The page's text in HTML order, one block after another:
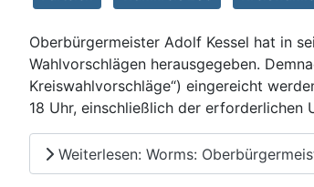
Oberbürgermeister Adolf Kessel hat in
Wahlvorschlägen herausgegeben.
Kreiswahlvorschläge“) eingereicht
18 Uhr, einschließlich der erforderlichen
Weiterlesen: Worms: